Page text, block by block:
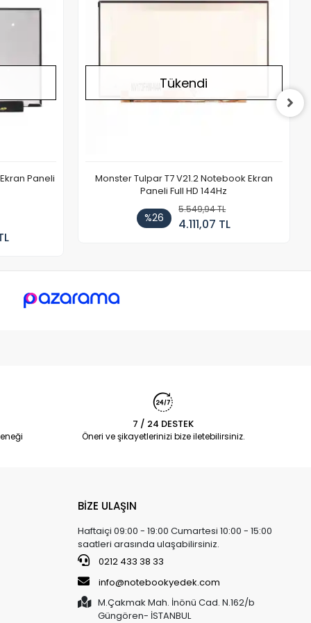
Paneli
Tükendi
Monster Tulpar T7 V21.2 Notebook Ekran
Paneli Full HD 144Hz
%26
5.549,94 TL
4.111,07 TL
7 / 24 DESTEK
Öneri ve şikayetlerinizi bize iletebilirsiniz.
BİZE ULAŞIN
Haftaiçi 09:00 - 19:00 Cumartesi 10:00 - 15:00
saatleri arasında ulaşabilirsiniz.
0212 433 38 33
info@notebookyedek.com
M.Çakmak Mah. İnönü Cad. N.162/b
Güngören- İSTANBUL